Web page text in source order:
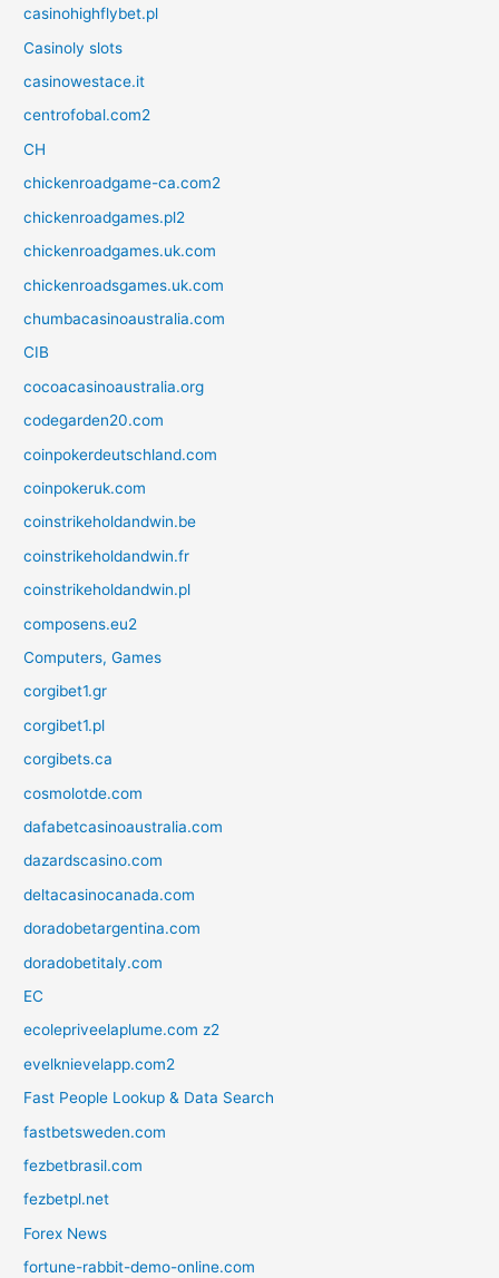
casinohighflybet.pl
Casinoly slots
casinowestace.it
centrofobal.com2
CH
chickenroadgame-ca.com2
chickenroadgames.pl2
chickenroadgames.uk.com
chickenroadsgames.uk.com
chumbacasinoaustralia.com
CIB
cocoacasinoaustralia.org
codegarden20.com
coinpokerdeutschland.com
coinpokeruk.com
coinstrikeholdandwin.be
coinstrikeholdandwin.fr
coinstrikeholdandwin.pl
composens.eu2
Computers, Games
corgibet1.gr
corgibet1.pl
corgibets.ca
cosmolotde.com
dafabetcasinoaustralia.com
dazardscasino.com
deltacasinocanada.com
doradobetargentina.com
doradobetitaly.com
EC
ecolepriveelaplume.com z2
evelknievelapp.com2
Fast People Lookup & Data Search
fastbetsweden.com
fezbetbrasil.com
fezbetpl.net
Forex News
fortune-rabbit-demo-online.com